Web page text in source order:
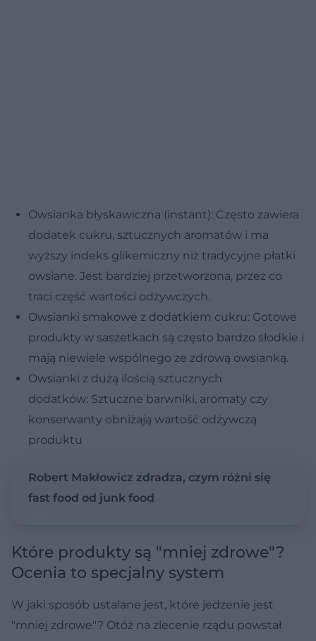
Owsianka błyskawiczna (instant): Często zawiera
dodatek cukru, sztucznych aromatów i ma
wyższy indeks glikemiczny niż tradycyjne płatki
owsiane. Jest bardziej przetworzona, przez co
traci część wartości odżywczych.
Owsianki smakowe z dodatkiem cukru: Gotowe
produkty w saszetkach są często bardzo słodkie i
mają niewiele wspólnego ze zdrową owsianką.
Owsianki z dużą ilością sztucznych
dodatków: Sztuczne barwniki, aromaty czy
konserwanty obniżają wartość odżywczą
produktu
Robert Makłowicz zdradza, czym różni się
fast food od junk food
Które produkty są "mniej zdrowe"?
Ocenia to specjalny system
W jaki sposób ustalane jest, które jedzenie jest
"mniej zdrowe"? Otóż na zlecenie rządu powstał